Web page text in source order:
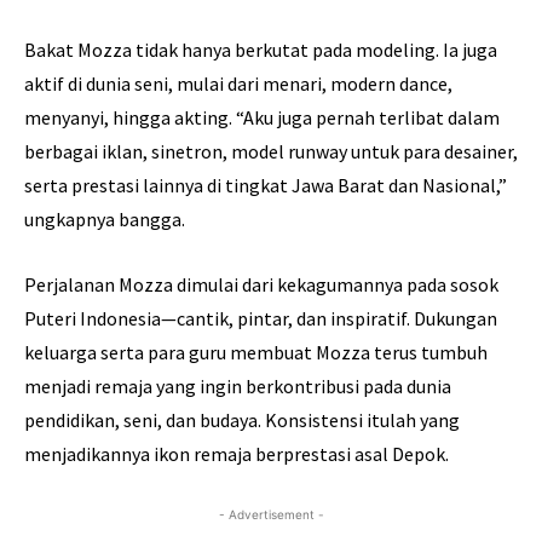
Bakat Mozza tidak hanya berkutat pada modeling. Ia juga
aktif di dunia seni, mulai dari menari, modern dance,
menyanyi, hingga akting. “Aku juga pernah terlibat dalam
berbagai iklan, sinetron, model runway untuk para desainer,
serta prestasi lainnya di tingkat Jawa Barat dan Nasional,”
ungkapnya bangga.
Perjalanan Mozza dimulai dari kekagumannya pada sosok
Puteri Indonesia—cantik, pintar, dan inspiratif. Dukungan
keluarga serta para guru membuat Mozza terus tumbuh
menjadi remaja yang ingin berkontribusi pada dunia
pendidikan, seni, dan budaya. Konsistensi itulah yang
menjadikannya ikon remaja berprestasi asal Depok.
- Advertisement -